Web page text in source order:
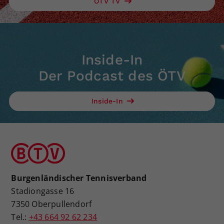
Inside-In
Der Podcast des ÖTV
Inside-In
Burgenländischer Tennisverband
Stadiongasse 16
7350 Oberpullendorf
Tel.: +43 664 92 62 234